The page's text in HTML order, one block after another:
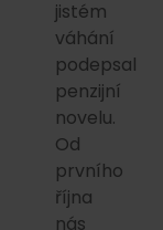
jistém
váhání
podepsal
penzijní
novelu.
Od
prvního
října
nás